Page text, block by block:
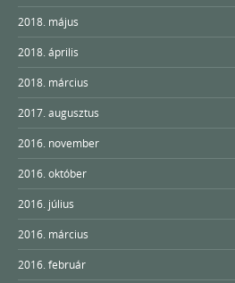
2018. május
2018. április
2018. március
2017. augusztus
2016. november
2016. október
2016. július
2016. március
2016. február